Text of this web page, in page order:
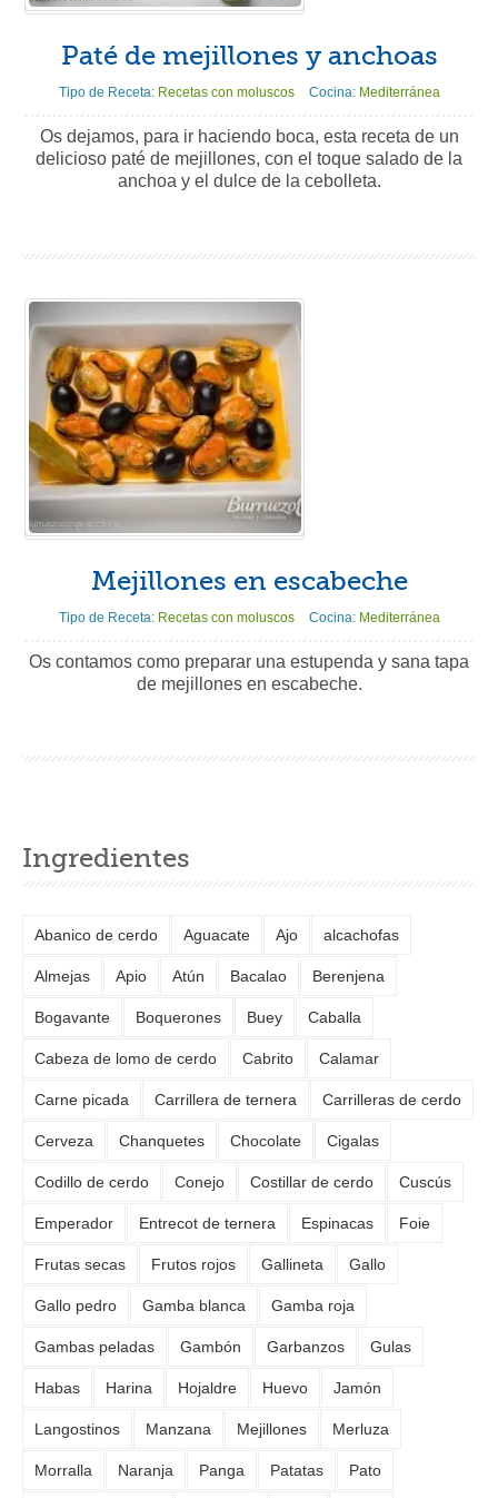
Paté de mejillones y anchoas
Tipo de Receta: Recetas con moluscos Cocina: Mediterránea
Os dejamos, para ir haciendo boca, esta receta de un
delicioso paté de mejillones, con el toque salado de la
anchoa y el dulce de la cebolleta.
Mejillones en escabeche
Tipo de Receta: Recetas con moluscos Cocina: Mediterránea
Os contamos como preparar una estupenda y sana tapa
de mejillones en escabeche.
Ingredientes
Abanico de cerdo Aguacate Ajo alcachofas
Almejas Apio Atún Bacalao Berenjena
Bogavante Boquerones Buey Caballa
Cabeza de lomo de cerdo Cabrito Calamar
Carne picada Carrillera de ternera Carrilleras de cerdo
Cerveza Chanquetes Chocolate Cigalas
Codillo de cerdo Conejo Costillar de cerdo Cuscús
Emperador Entrecot de ternera Espinacas Foie
Frutas secas Frutos rojos Gallineta Gallo
Gallo pedro Gamba blanca Gamba roja
Gambas peladas Gambón Garbanzos Gulas
Habas Harina Hojaldre Huevo Jamón
Langostinos Manzana Mejillones Merluza
Morralla Naranja Panga Patatas Pato